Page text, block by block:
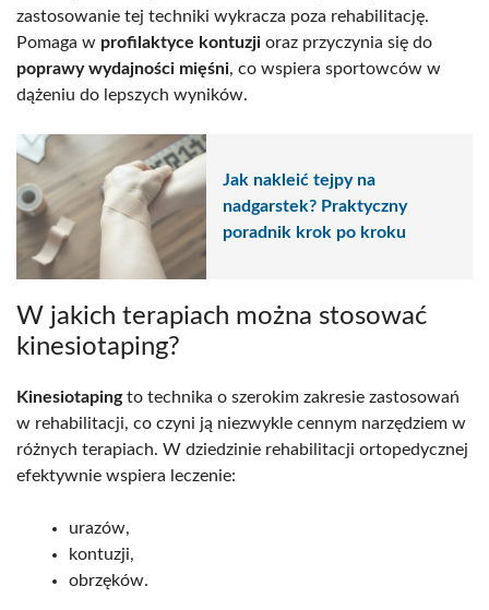
zastosowanie tej techniki wykracza poza rehabilitację.
Pomaga w profilaktyce kontuzji oraz przyczynia się do
poprawy wydajności mięśni, co wspiera sportowców w
dążeniu do lepszych wyników.
Jak nakleić tejpy na
nadgarstek? Praktyczny
poradnik krok po kroku
W jakich terapiach można stosować
kinesiotaping?
Kinesiotapingto technika o szerokim zakresie zastosowań
w rehabilitacji, co czyni ją niezwykle cennym narzędziem w
różnych terapiach. W dziedzinie rehabilitacji ortopedycznej
efektywnie wspiera leczenie:
urazów,
kontuzji,
obrzęków.